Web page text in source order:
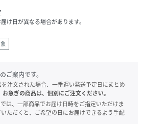
け日が異なる場合があります。
ご案内です。
注文された場合、一番遅い発送予定日にまとめ
お急ぎの商品は、個別にご注文ください。
は、一部商品でお届け日時をご指定いただけま
ただくと、ご希望の日にお届けできるよう手配